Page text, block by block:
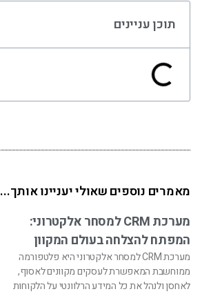
תוכן עניינים
מאמרים נוספים שאולי יעניינו אותך...
מערכת CRM למסחר אלקטרוני:
המפתח להצלחה בעולם המקוון
מערכת CRM למסחר אלקטרוני היא פלטפורמה
ממוחשבת המאפשרת לעסקים מקוונים לאסוף,
לאחסן ולנהל את כל המידע הרלוונטי על הלקוחות